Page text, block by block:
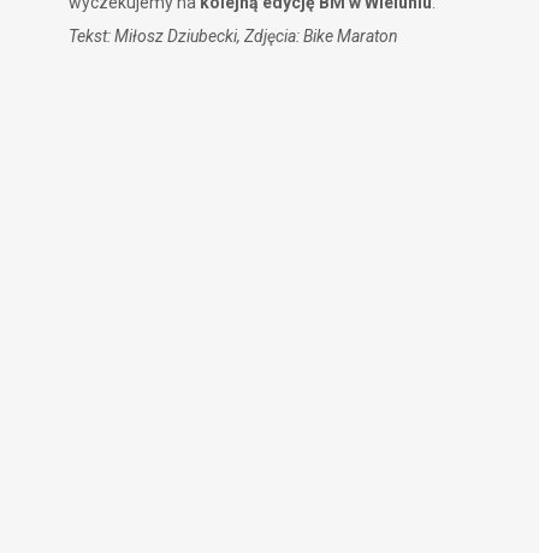
Tekst: Miłosz Dziubecki, Zdjęcia: Bike Maraton